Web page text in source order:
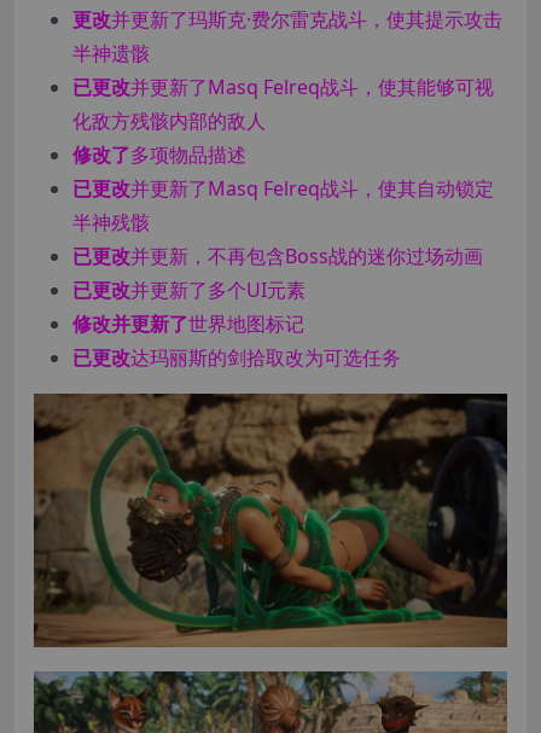
更改并更新了玛斯克·费尔雷克战斗，使其提示攻击
半神遗骸
已更改并更新了Masq Felreq战斗，使其能够可视
化敌方残骸内部的敌人
修改了多项物品描述
已更改并更新了Masq Felreq战斗，使其自动锁定
半神残骸
已更改并更新，不再包含Boss战的迷你过场动画
已更改并更新了多个UI元素
修改并更新了世界地图标记
已更改达玛丽斯的剑拾取改为可选任务